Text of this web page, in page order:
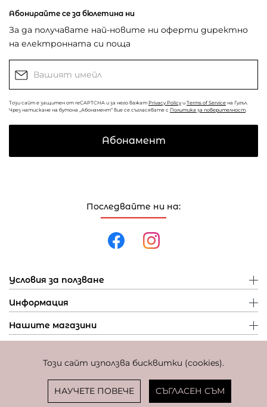
Този сайт използва бисквитки (cookies).
НАУЧЕТЕ ПОВЕЧЕ СЪГЛАСЕН СЪМ
Последвайте ни на:
Условия за ползване
Информация
Нашите магазини
Абонирайте се за бюлетина ни
За да получавате най-новите ни оферти директно
на електронната си поща
Този сайт е защитен от reCAPTCHA и за него важат Privacy Policy и Terms of Service на Гугъл.
Чрез натискане на бутона „Абонамент“ вие се съгласявате с Политика за поверителност
Абонамент
Фиксиран курс за превалутиране: 1 EUR = 1,95583 BGN